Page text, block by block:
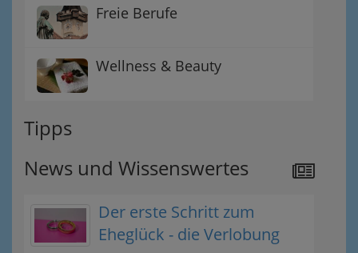
Freie Berufe
Wellness & Beauty
Tipps
News und Wissenswertes
Der erste Schritt zum
Eheglück - die Verlobung